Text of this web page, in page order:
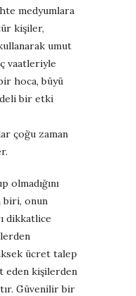
medyumlara
kişiler,
umut
vaatleriyle
hoca, büyü
bir etki
çoğu zaman
olmadığını
biri, onun
dikkatlice
ücret talep
eden kişilerden
Güvenilir bir